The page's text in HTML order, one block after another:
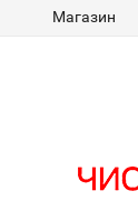
Магазин